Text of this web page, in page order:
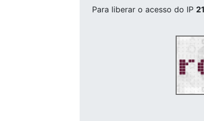
Para liberar o acesso do IP